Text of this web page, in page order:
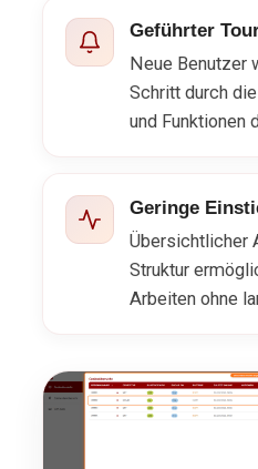
Geführter
Neue Benutzer
Schritt durch
und Funktionen
Geringe
Übersichtlicher
Struktur
Arbeiten ohne